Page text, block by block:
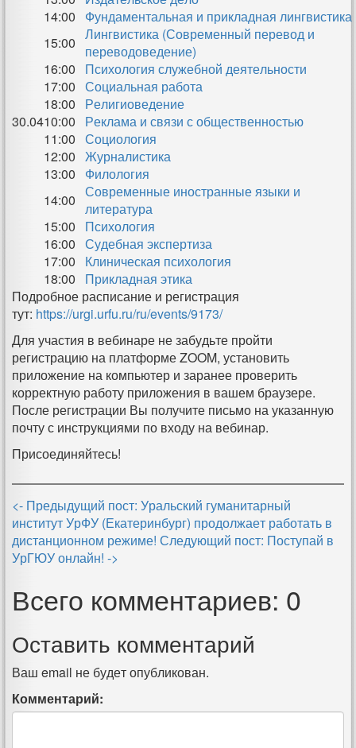
14:00
Фундаментальная и прикладная лингвистика
15:00 Лингвистика (Современный перевод и
переводоведение)
16:00
Психология служебной деятельности
17:00 Социальная работа
18:00
Религиоведение
30.0410:00
Реклама и связи с общественностью
11:00 Социология
12:00 Журналистика
13:00
Филология
14:00 Современные иностранные языки и
литература
15:00
Психология
16:00 Судебная экспертиза
17:00
Клиническая психология
18:00
Прикладная этика
Подробное расписание и регистрация
тут: https://urgi.urfu.ru/ru/events/9173/
Для участия в вебинаре не забудьте пройти
регистрацию на платформе ZOOM, установить
приложение на компьютер и заранее проверить
корректную работу приложения в вашем браузере.
После регистрации Вы получите письмо на указанную
почту с инструкциями по входу на вебинар.
Присоединяйтесь!
<- Предыдущий пост: Уральский гуманитарный
институт УрФУ (Екатеринбург) продолжает работать в
дистанционном режиме! Следующий пост: Поступай в
УрГЮУ онлайн! ->
Всего комментариев: 0
Оставить комментарий
Ваш email не будет опубликован.
Комментарий: